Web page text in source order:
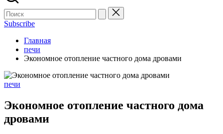
Subscribe
Главная
печи
Экономное отопление частного дома дровами
Опубликовано
печи
Экономное отопление частного дома
дровами